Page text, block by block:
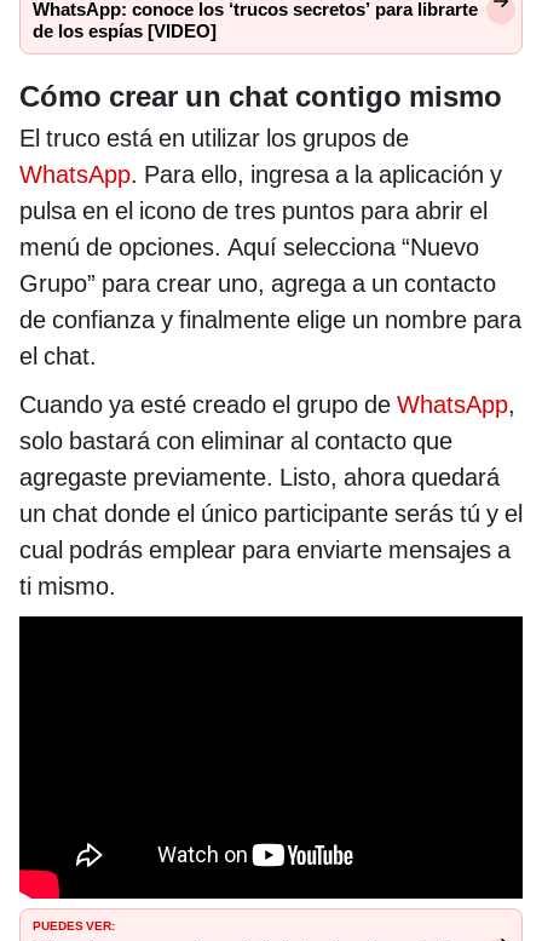
WhatsApp: conoce los ‘trucos secretos’ para librarte
de los espías [VIDEO]
Cómo crear un chat contigo mismo
El truco está en utilizar los grupos de
WhatsApp. Para ello, ingresa a la aplicación y
pulsa en el icono de tres puntos para abrir el
menú de opciones. Aquí selecciona “Nuevo
Grupo” para crear uno, agrega a un contacto
de confianza y finalmente elige un nombre para
el chat.
Cuando ya esté creado el grupo de WhatsApp,
solo bastará con eliminar al contacto que
agregaste previamente. Listo, ahora quedará
un chat donde el único participante serás tú y el
cual podrás emplear para enviarte mensajes a
ti mismo.
PUEDES VER: